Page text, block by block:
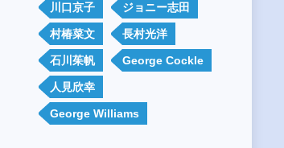
川口京子 ジョニー志田
村椿菜文 長村光洋
石川茱帆 George Cockle
人見欣幸
George Williams